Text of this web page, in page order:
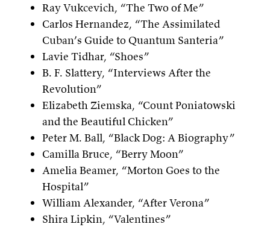
Ray Vukcevich, “The Two of Me”
Carlos Hernandez, “The Assimilated
Cuban’s Guide to Quantum Santeria”
Lavie Tidhar, “Shoes”
B. F. Slattery, “Interviews After the
Revolution”
Elizabeth Ziemska, “Count Poniatowski
and the Beautiful Chicken”
Peter M. Ball, “Black Dog: A Biography”
Camilla Bruce, “Berry Moon”
Amelia Beamer, “Morton Goes to the
Hospital”
William Alexander, “After Verona”
Shira Lipkin, “Valentines”